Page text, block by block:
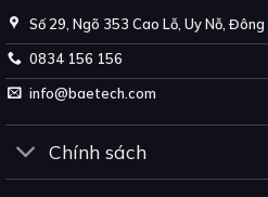
Số 29, Ngõ 353 Cao Lỗ, Uy Nỗ, Đông
0834 156 156
info@baetech.com
Chính sách